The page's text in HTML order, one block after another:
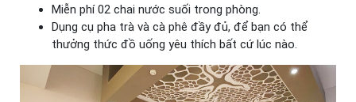
Miễn phí 02 chai nước suối trong phòng.
Dụng cụ pha trà và cà phê đầy đủ, để bạn có thể
thưởng thức đồ uống yêu thích bất cứ lúc nào.